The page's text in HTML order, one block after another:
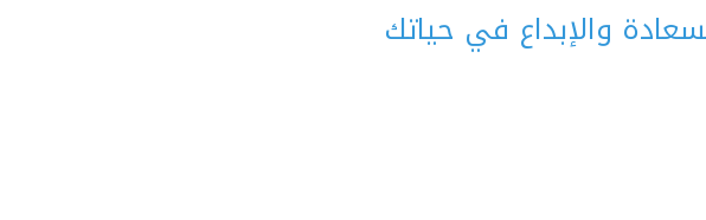
والإبداع في حياتك